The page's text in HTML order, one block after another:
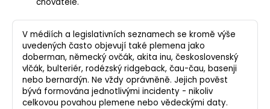
V médiích a legislativních seznamech se kromě výše
uvedených často objevují také plemena jako
doberman, německý ovčák, akita inu, československý
vlčák, bulteriér, rodézský ridgeback, čau-čau, basenji
nebo bernardýn. Ne vždy oprávněně. Jejich pověst
bývá formována jednotlivými incidenty - nikoliv
celkovou povahou plemene nebo vědeckými daty.